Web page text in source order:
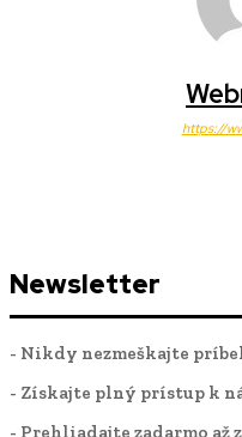
https://
Newsletter
- Nikdy nezmeškajte
- Získajte plný prístup k
- Prehliadajte zadarmo až